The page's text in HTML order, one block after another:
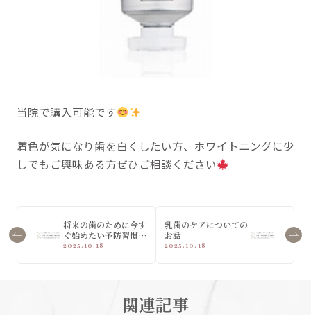
当院で購入可能です
着色が気になり歯を白くしたい方、ホワイトニングに少
しでもご興味ある方ぜひご相談ください
将来の歯のために今す
ぐ始めたい予防習慣5
選
2025.10.18
乳歯のケアについての
お話
2025.10.18
関連記事